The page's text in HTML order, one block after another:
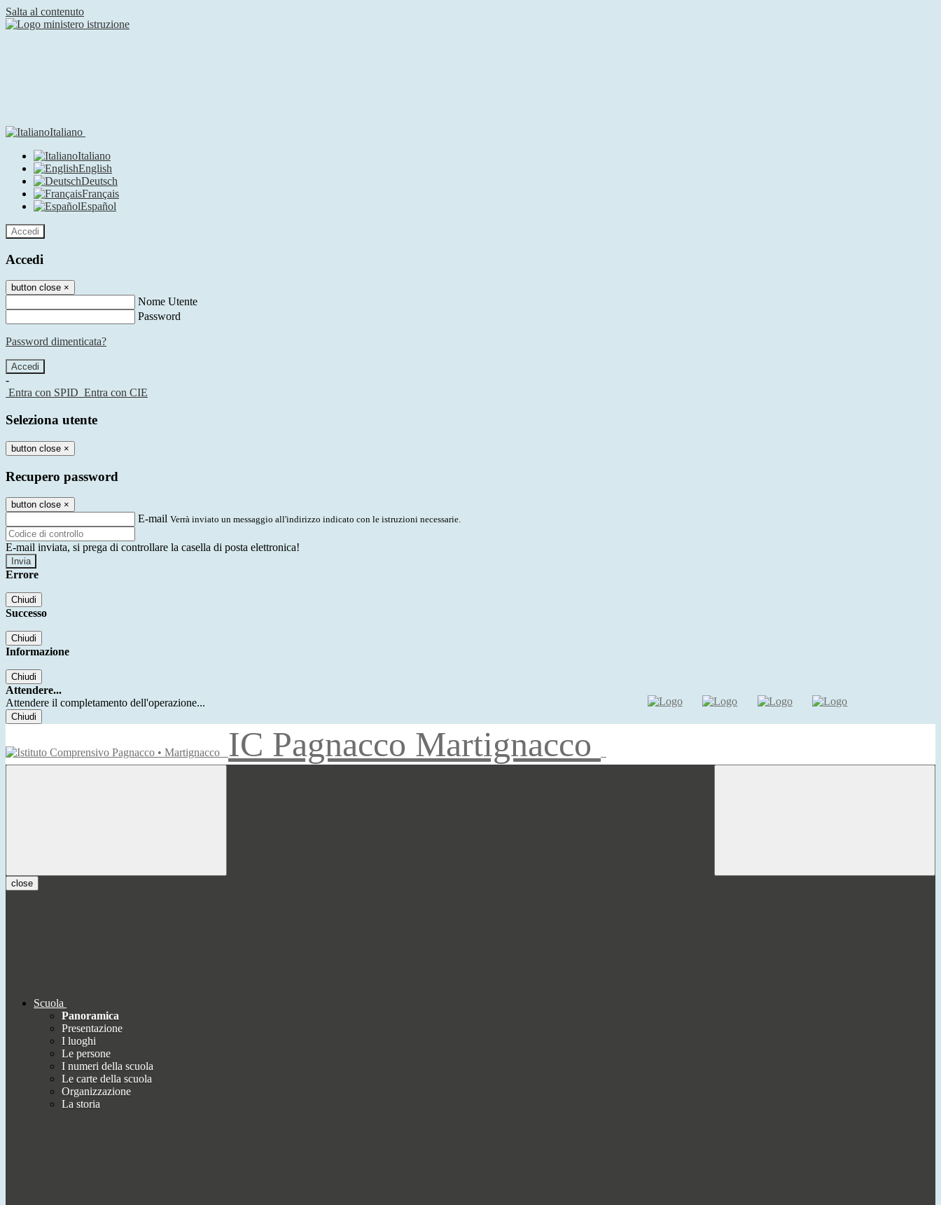
Salta al contenuto
Italiano
Italiano
English
Deutsch
Français
Español
Accedi
Accedi
button close ×
Nome Utente
Password
Password dimenticata?
-
Entra con SPID Entra con CIE
Seleziona utente
button close ×
Recupero password
button close ×
E-mail Verrà inviato un messaggio all'indirizzo indicato con le istruzioni necessarie.
E-mail inviata, si prega di controllare la casella di posta elettronica!
Errore
Chiudi
Successo
Chiudi
Informazione
Chiudi
Attendere...
Attendere il completamento dell'operazione...
Chiudi
IC Pagnacco Martignacco
close
Scuola
Panoramica
Presentazione
I luoghi
Le persone
I numeri della scuola
Le carte della scuola
Organizzazione
La storia